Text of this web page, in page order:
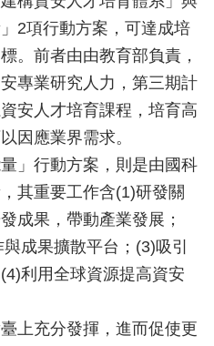
2項行動方案，可達成培
。前者由由教育部負責，
專業研究人力，第三期計
安人才培育課程，培育高
因應業界需求。
」行動方案，則是由國科
其重要工作含(1)研發關
成果，帶動產業發展；
成果擴散平台；(3)吸引
利用全球資源提高資安
上充分發揮，進而促使更